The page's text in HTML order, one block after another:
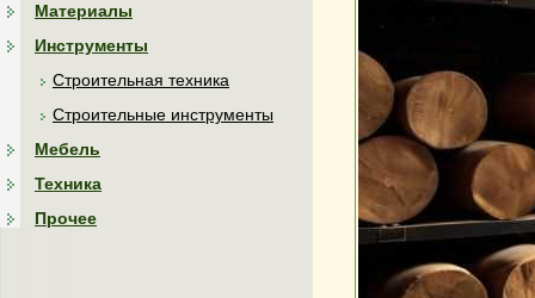
Материалы
Инструменты
Строительная техника
Строительные инструменты
Мебель
Техника
Прочее